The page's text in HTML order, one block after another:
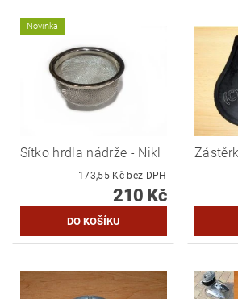
Novinka
Sítko hrdla nádrže - Nikl
173,55 Kč bez DPH
210 Kč